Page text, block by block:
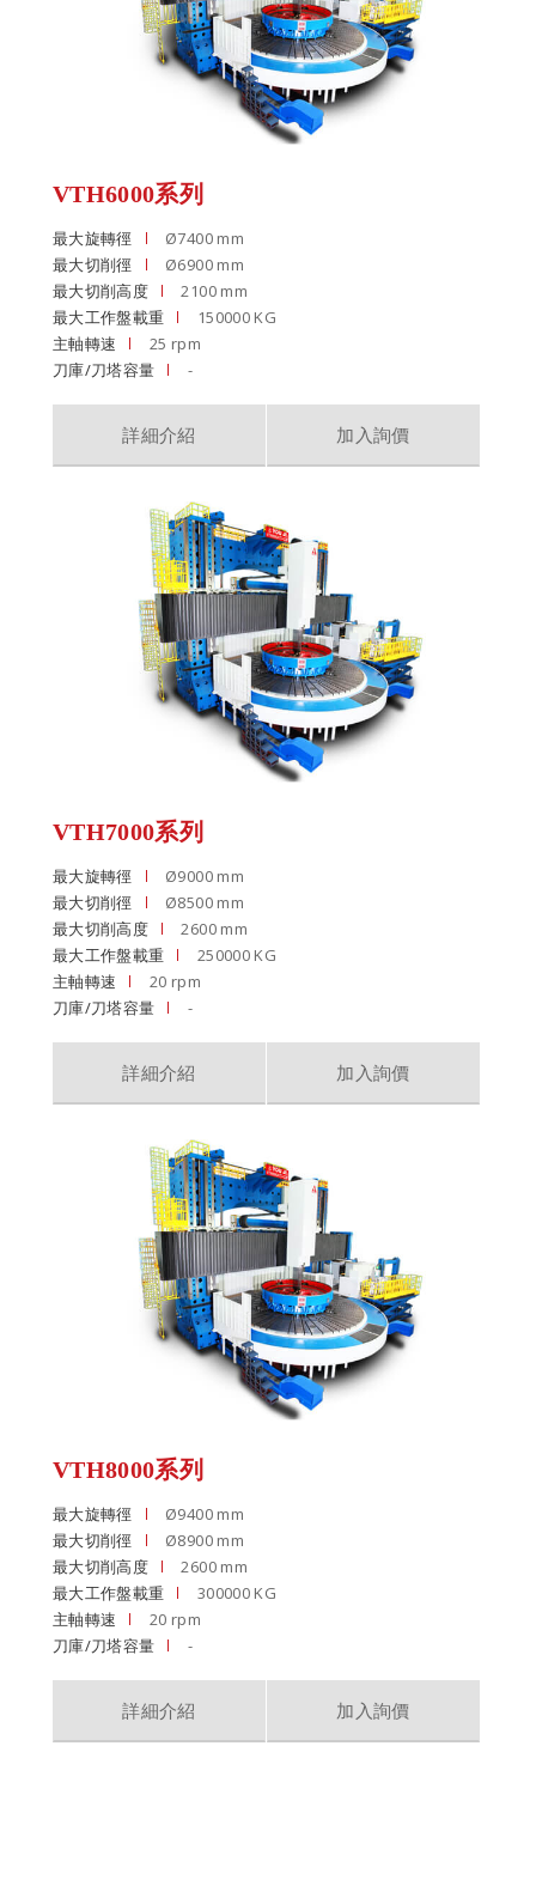
VTH6000系列
最大旋轉徑
Ø7400 mm
最大切削徑
Ø6900 mm
最大切削高度
2100 mm
最大工作盤載重
150000 KG
主軸轉速
25 rpm
刀庫/刀塔容量
-
詳細介紹 加入詢價
VTH7000系列
最大旋轉徑
Ø9000 mm
最大切削徑
Ø8500 mm
最大切削高度
2600 mm
最大工作盤載重
250000 KG
主軸轉速
20 rpm
刀庫/刀塔容量
-
詳細介紹 加入詢價
VTH8000系列
最大旋轉徑
Ø9400 mm
最大切削徑
Ø8900 mm
最大切削高度
2600 mm
最大工作盤載重
300000 KG
主軸轉速
20 rpm
刀庫/刀塔容量
-
詳細介紹 加入詢價